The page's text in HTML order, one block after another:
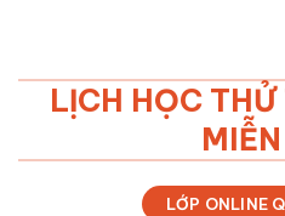
LỊCH HỌC
LỚP ONLINE